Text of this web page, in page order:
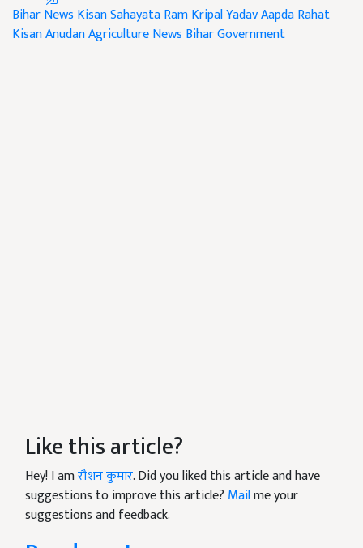
Bihar News Kisan SahayataRam Kripal YadavAapda Rahat
Kisan AnudanAgriculture News Bihar Government
Like this article?
Hey! I amरौशन कुमार. Did you liked this article and have
suggestions to improve this article? Mailme your
suggestions and feedback.